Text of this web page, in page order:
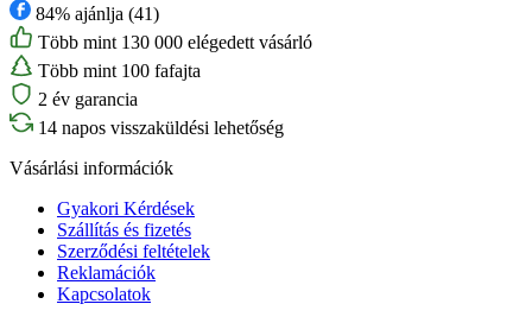
84% ajánlja (41)
Több mint 130 000 elégedett vásárló
Több mint 100 fafajta
2 év garancia
14 napos visszaküldési lehetőség
Vásárlási információk
Gyakori Kérdések
Szállítás és fizetés
Szerződési feltételek
Reklamációk
Kapcsolatok